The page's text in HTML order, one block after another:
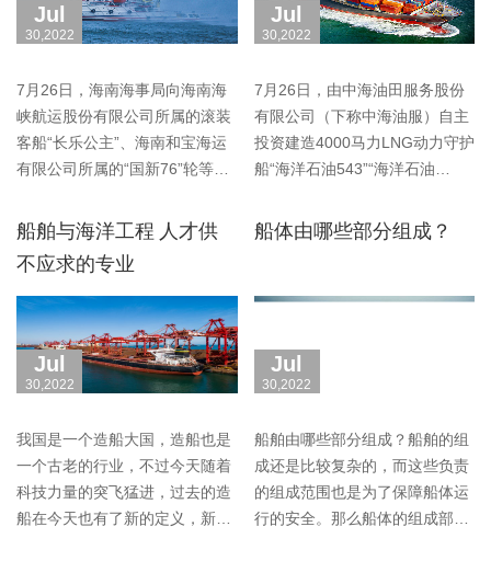
Jul
30,2022
7月26日，海南海事局向海南海
峡航运股份有限公司所属的滚装
客船“长乐公主”、海南和宝海运
有限公司所属的“国新76”轮等5
Jul
30,2022
7月26日，由中海油田服务股份
有限公司（下称中海油服）自主
投资建造4000马力LNG动力守护
船“海洋石油543”“海洋石油
船舶与海洋工程 人才供
不应求的专业
Jul
30,2022
我国是一个造船大国，造船也是
一个古老的行业，不过今天随着
科技力量的突飞猛进，过去的造
船在今天也有了新的定义，新的
船体由哪些部分组成？
Jul
30,2022
船舶由哪些部分组成？船舶的组
成还是比较复杂的，而这些负责
的组成范围也是为了保障船体运
行的安全。那么船体的组成部分